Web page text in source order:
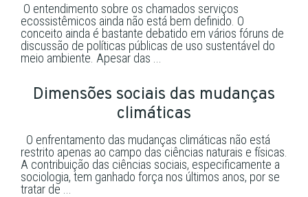
O entendimento sobre os chamados serviços
ecossistêmicos ainda não está bem definido. O
conceito ainda é bastante debatido em vários fóruns de
discussão de políticas públicas de uso sustentável do
meio ambiente. Apesar das ...
Dimensões sociais das mudanças
climáticas
O enfrentamento das mudanças climáticas não está
restrito apenas ao campo das ciências naturais e físicas.
A contribuição das ciências sociais, especificamente a
sociologia, tem ganhado força nos últimos anos, por se
tratar de ...